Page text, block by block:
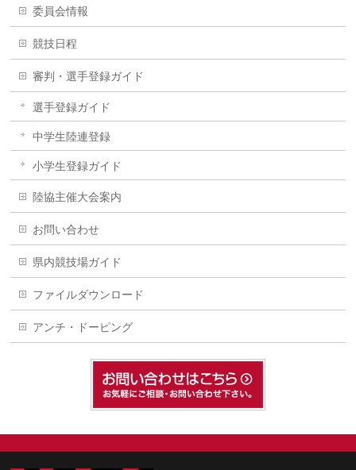
委員会情報
競技日程
審判・選手登録ガイド
選手登録ガイド
中学生陸連登録
小学生登録ガイド
陸協主催大会案内
お問い合わせ
県内競技場ガイド
ファイルダウンロード
アンチ・ドーピング